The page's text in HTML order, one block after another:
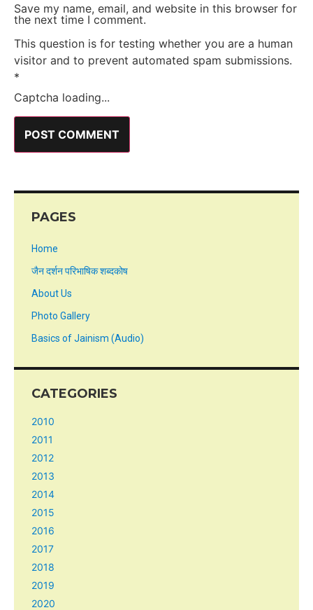
Save my name, email, and website in this browser for
the next time I comment.
This question is for testing whether you are a human
visitor and to prevent automated spam submissions.
*
Captcha loading...
PAGES
Home
जैन दर्शन परिभाषिक शब्दकोष
About Us
Photo Gallery
Basics of Jainism (Audio)
CATEGORIES
2010
2011
2012
2013
2014
2015
2016
2017
2018
2019
2020